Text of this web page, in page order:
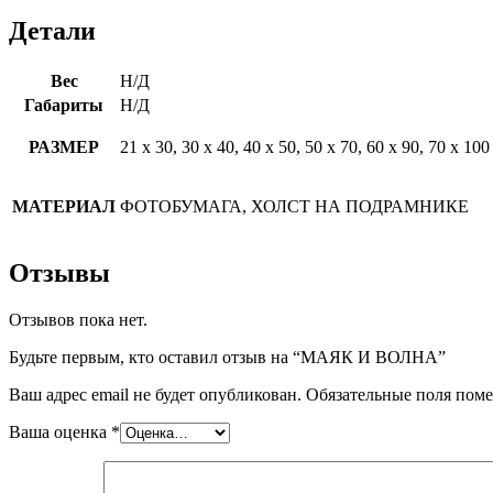
Детали
Вес
Н/Д
Габариты
Н/Д
РАЗМЕР 21 х 30, 30 х 40, 40 х 50, 50 х 70, 60 х 90, 70 х 100
МАТЕРИАЛ ФОТОБУМАГА, ХОЛСТ НА ПОДРАМНИКЕ
Отзывы
Отзывов пока нет.
Будьте первым, кто оставил отзыв на “МАЯК И ВОЛНА”
Ваш адрес email не будет опубликован. Обязательные поля
Ваша оценка *